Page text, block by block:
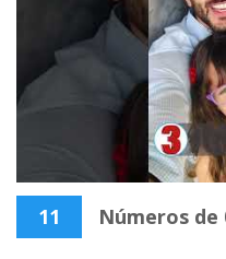
11 Números de